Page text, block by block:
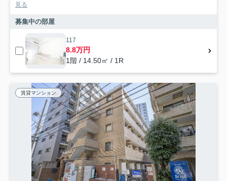
見る
募集中の部屋
117
8.8万円
1階 / 14.50㎡ / 1R
賃貸マンション